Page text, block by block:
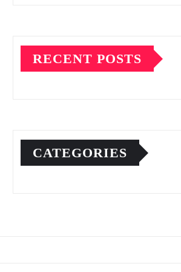
RECENT POSTS
CATEGORIES